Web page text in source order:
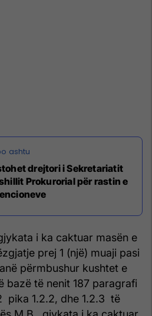
drejtori i Sekretariatit
Prokurorial për rastin e
i ka caktuar masën e
prej 1 (një) muaji pasi
përmbushur kushtet e
bazë të nenit 187 paragrafi
pika 1.2.2, dhe 1.2.3 të